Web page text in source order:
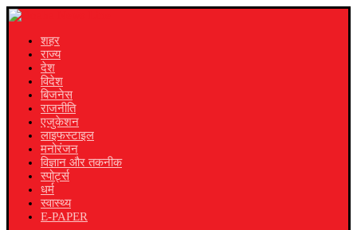
शहर
राज्य
देश
विदेश
बिजनेस
राजनीति
एजुकेशन
लाइफस्टाइल
मनोरंजन
विज्ञान और तकनीक
स्पोर्ट्स
धर्म
स्वास्थ्य
E-PAPER